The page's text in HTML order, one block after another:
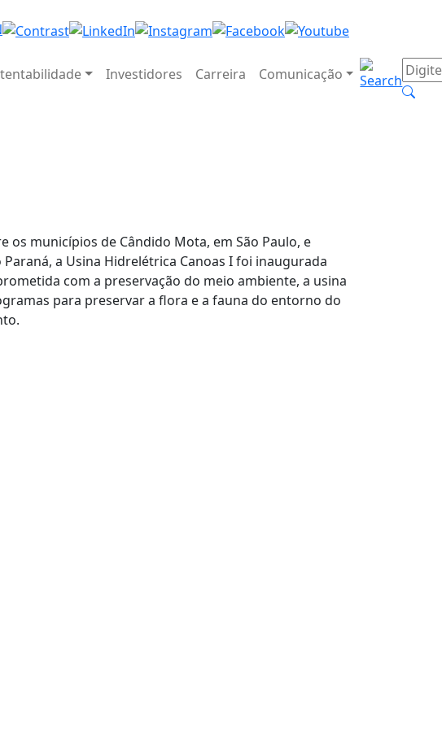
Investidores Carreira Comunicação
os municípios de Cândido Mota, em São Paulo, e
a Usina Hidrelétrica Canoas I foi inaugurada
com a preservação do meio ambiente, a usina
para preservar a flora e a fauna do entorno do